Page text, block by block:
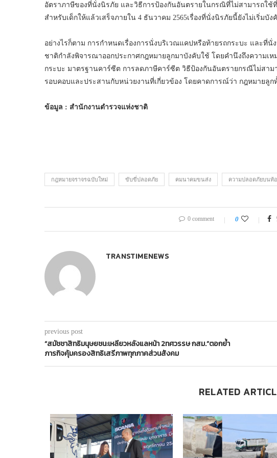
อัตราภาษีของที่นั่งนิรภัย และวิธีการป้องกันอันตรายในกรณิที่ไม่สามารถใช้
สำหรับเด็กให้แล้วเสร็จภายใน 4 ธันวาคม 2565เรื่องที่นั่งนิรภัยนี้ยังไม่เริ่มบั
อย่างไรก็ตาม การกำหนดเรื่องการนั่งบริเวณแคปหรือท้ายรถกระบะ และที่
ชาติกำลังพิจารณาออกประกาศกฎหมายลูกมาบังคับใช้ โดยคำนึงถึงความเ
กระบะ มาตรฐานคาร์ซีต การลดภาษีคาร์ซีต วิธีป้องกันอันตรายกรณีไม่สาม
รอบคอบและประสานกับหน่วยงานที่เกี่ยวข้อง โดยคาดการณ์ว่า กฎหมายลูก
ข้อมูล : สำนักงานตำรวจแห่งชาติ
กฎหมายจราจรฉบับใหม่ ขับขี่ปลอดภัย คมนาคมขนส่ง ความปลอดภัยบนท้
0 comment 0
TRANSTIMENEWS
previous post
“สมัชชาสิทธิมนุษยชน:เหลียวหลังแลหน้า 2ทศวรรษ กสม.”ตอกย้ำ
ภารกิจคุ้มครองสิทธิเสรีภาพทุกภาคส่วนสังคม
RELATED